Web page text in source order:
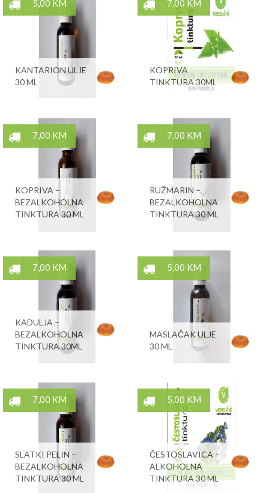
5,00 KM
KANTARION ULJE
30 ML
7,00 KM
KOPRIVA
TINKTURA 30ML
7,00 KM
KOPRIVA –
BEZALKOHOLNA
TINKTURA 30 ML
7,00 KM
RUŽMARIN –
BEZALKOHOLNA
TINKTURA 30 ML
7,00 KM
KADULJA –
BEZALKOHOLNA
TINKTURA 30ML
5,00 KM
MASLAČAK ULJE
30 ML
7,00 KM
SLATKI PELIN –
BEZALKOHOLNA
TINKTURA 30 ML
5,00 KM
ČESTOSLAVICA –
ALKOHOLNA
TINKTURA 30 ML